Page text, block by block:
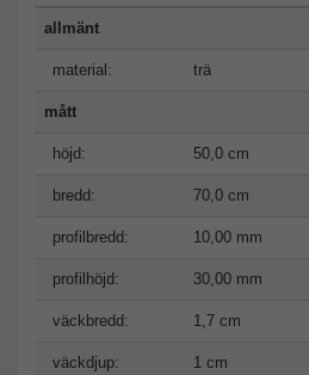
allmänt
material: trä
mått
höjd: 50,0 cm
bredd: 70,0 cm
profilbredd: 10,00 mm
profilhöjd: 30,00 mm
väckbredd: 1,7 cm
väckdjup: 1 cm